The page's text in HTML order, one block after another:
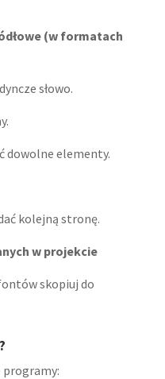
(w formatach
słowo.
dowolne elementy.
kolejną stronę.
w projekcie
skopiuj do
programy: